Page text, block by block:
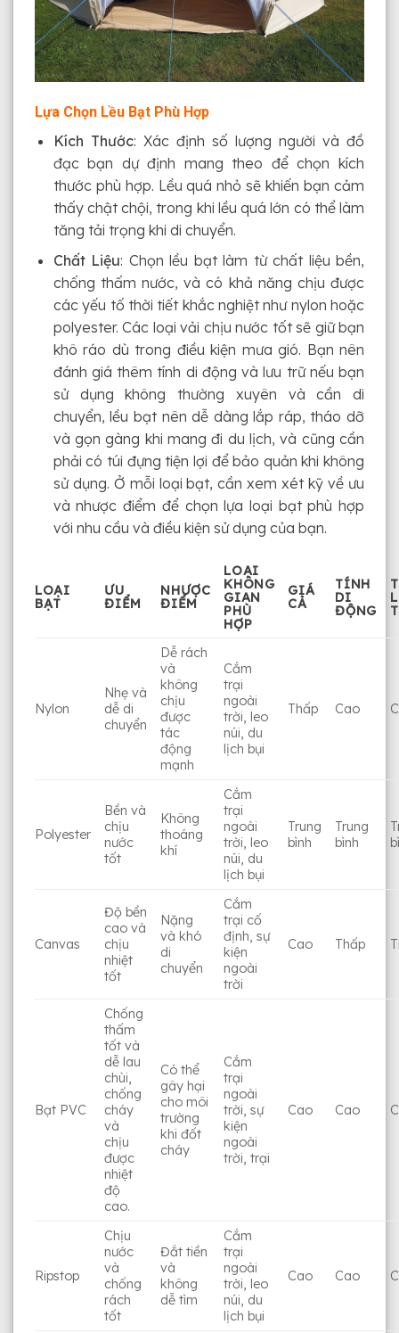
Lựa Chọn Lều Bạt Phù Hợp
Kích Thước: Xác định số lượng người và đồ
đạc bạn dự định mang theo để chọn kích
thước phù hợp. Lều quá nhỏ sẽ khiến bạn cảm
thấy chật chội, trong khi lều quá lớn có thể làm
tăng tải trọng khi di chuyển.
Chất Liệu: Chọn lều bạt làm từ chất liệu bền,
chống thấm nước, và có khả năng chịu được
các yếu tố thời tiết khắc nghiệt như nylon hoặc
polyester. Các loại vải chịu nước tốt sẽ giữ bạn
khô ráo dù trong điều kiện mưa gió. Bạn nên
đánh giá thêm tính di động và lưu trữ nếu bạn
sử dụng không thường xuyên và cần di
chuyển, lều bạt nên dễ dàng lắp ráp, tháo dỡ
và gọn gàng khi mang đi du lịch, và cũng cần
phải có túi đựng tiện lợi để bảo quản khi không
sử dụng. Ở mỗi loại bạt, cần xem xét kỹ về ưu
và nhược điểm để chọn lựa loại bạt phù hợp
với nhu cầu và điều kiện sử dụng của bạn.
LOẠI
BẠT
ƯU
ĐIỂM
NHƯỢC
ĐIỂM
LOẠI
KHÔNG
GIAN
PHÙ
HỢP
GIÁ
CẢ
TÍNH
DI
ĐỘNG
Nylon
Nhẹ và
dễ di
chuyển
Dễ rách
và
không
chịu
được
tác
động
mạnh
Cắm
trại
ngoài
trời, leo
núi, du
lịch bụi
Thấp Cao
Polyester
Bền và
chịu
nước
tốt
Không
thoáng
khí
Cắm
trại
ngoài
trời, leo
núi, du
lịch bụi
Trung
bình
Trung
bình
Canvas
Độ bền
cao và
chịu
nhiệt
tốt
Nặng
và khó
di
chuyển
Cắm
trại cố
định, sự
kiện
ngoài
trời
Cao Thấp
Bạt PVC
Chống
thấm
tốt và
dễ lau
chùi,
chống
cháy
và
chịu
được
nhiệt
độ
cao.
Có thể
gây hại
cho môi
trường
khi đốt
cháy
Cắm
trại
ngoài
trời, sự
kiện
ngoài
trời, trại
Cao Cao
Ripstop
Chịu
nước
và
chống
rách
tốt
Đắt tiền
và
không
dễ tìm
Cắm
trại
ngoài
trời, leo
núi, du
lịch bụi
Cao Cao